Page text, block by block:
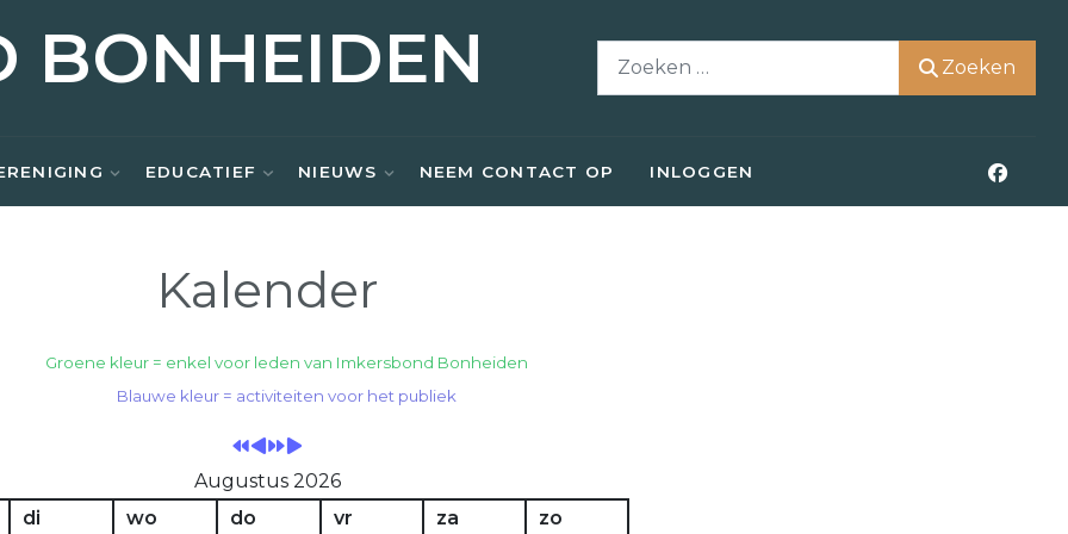
BONHEIDEN Zoeken
EDUCATIEF NIEUWS NEEM CONTACT OP INLOGGEN
Kalender
Groene kleur = enkel voor leden van Imkersbond Bonheiden
Blauwe kleur = activiteiten voor het publiek
Augustus 2026
di wo do vr za
zo